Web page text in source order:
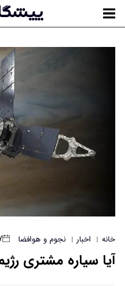
خانه | اخبار | نجوم و هوافضا
آیا سیاره مشتری